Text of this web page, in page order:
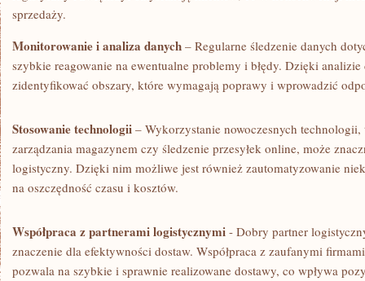
sprzedaży.
Monitorowanie i⁣ analiza danych – Regularne ‌śledzenie danych
szybkie‍ reagowanie na ‍ewentualne problemy i błędy. Dzięki
zidentyfikować obszary, które‍ wymagają poprawy i wprowadzić
Stosowanie technologii – Wykorzystanie nowoczesnych⁢
zarządzania magazynem czy śledzenie przesyłek online, może
logistyczny. ⁤Dzięki nim możliwe jest również zautomatyzowanie
na ‌oszczędność czasu ⁢i kosztów.
Współpraca z partnerami logistycznymi ⁣- Dobry partner
znaczenie dla efektywności dostaw. Współpraca z‍ zaufanymi
pozwala na szybkie i sprawnie realizowane dostawy, co wpływa